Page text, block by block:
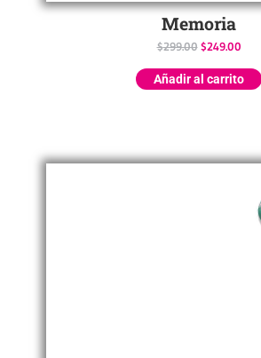
Memoria
$299.00 $249.00
Añadir al carrito